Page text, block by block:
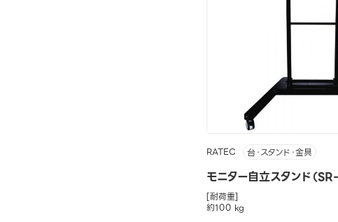
RATEC 台・スタンド・金具
モニター自立スタンド（
[耐荷重]
約100 kg